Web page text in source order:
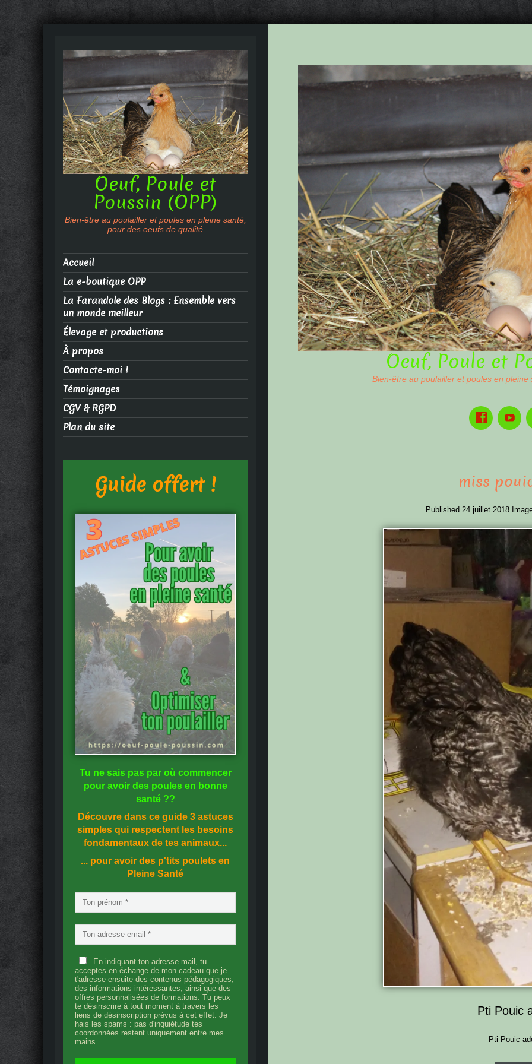
Oeuf, Poule et
Bien-être au poulailler et poules en
miss
Published 24 juillet 2018
Pti Pouic
Pti Pouic
Oeuf, Poule et
Poussin (OPP)
Bien-être au poulailler et poules en pleine santé,
pour des oeufs de qualité
Accueil
La e-boutique OPP
La Farandole des Blogs : Ensemble vers
un monde meilleur
Élevage et productions
À propos
Contacte-moi !
Témoignages
CGV & RGPD
Plan du site
Guide offert !
Tu ne sais pas par où commencer
pour avoir des poules en bonne
santé??
Découvre dans ce guide 3 astuces
simples qui respectent les besoins
fondamentaux de tes animaux...
... pour avoir des p'tits poulets en
Pleine Santé
En indiquant ton adresse mail, tu
acceptes en échange de mon cadeau que je
t'adresse ensuite des contenus pédagogiques,
des informations intéressantes, ainsi que des
offres personnalisées de formations. Tu peux
te désinscrire à tout moment à travers les
liens de désinscription prévus à cet effet. Je
hais les spams : pas d'inquiétude tes
coordonnées restent uniquement entre mes
mains.